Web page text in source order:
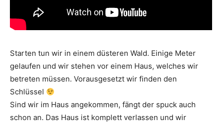
Starten tun wir in einem düsteren Wald. Einige Meter
gelaufen und wir stehen vor einem Haus, welches wir
betreten müssen. Vorausgesetzt wir finden den
Schlüssel
Sind wir im Haus angekommen, fängt der spuck auch
schon an. Das Haus ist komplett verlassen und wir